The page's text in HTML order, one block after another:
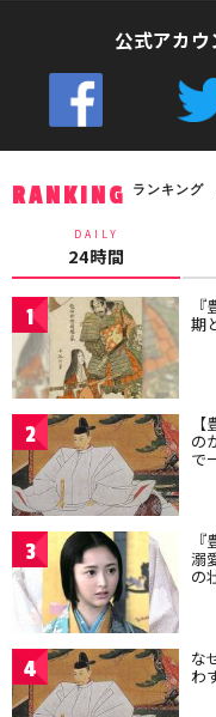
公式アカウ
RANKING ランキング
DAILY
24時間
1 期
2 の
で
3 溺
の
4 な
わ